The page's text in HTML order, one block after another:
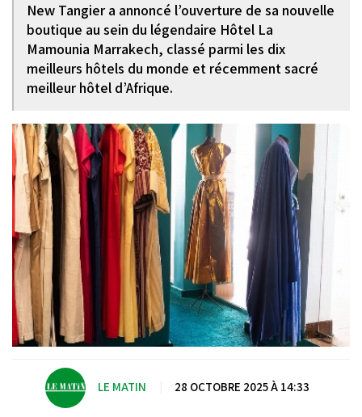
New Tangier a annoncé l’ouverture de sa nouvelle
boutique au sein du légendaire Hôtel La
Mamounia Marrakech, classé parmi les dix
meilleurs hôtels du monde et récemment sacré
meilleur hôtel d’Afrique.
LE MATIN 28 OCTOBRE 2025 À 14:33